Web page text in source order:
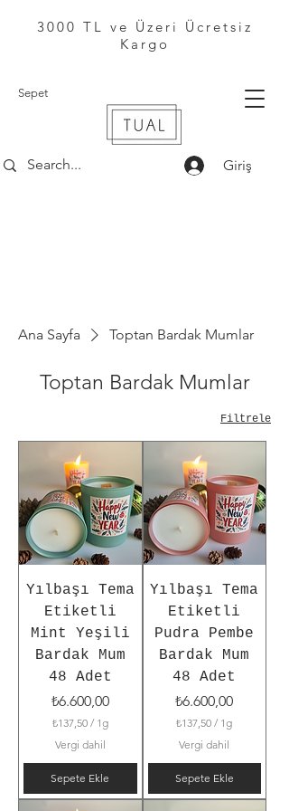
Sepet
Giriş
3000 TL ve Üzeri Ücretsiz
Kargo
Ana Sayfa Toptan Bardak Mumlar
Toptan Bardak Mumlar
Filtrele
Yılbaşı Tema
Etiketli
Mint Yeşili
Bardak Mum
48 Adet
Fiyat
₺6.600,00
₺137,50 / 1g
G
r
a
m
Vergi dahil
Sepete Ekle
Yılbaşı Tema
Etiketli
Pudra Pembe
Bardak Mum
48 Adet
Fiyat
₺6.600,00
₺137,50 / 1g
G
r
a
m
Vergi dahil
Sepete Ekle